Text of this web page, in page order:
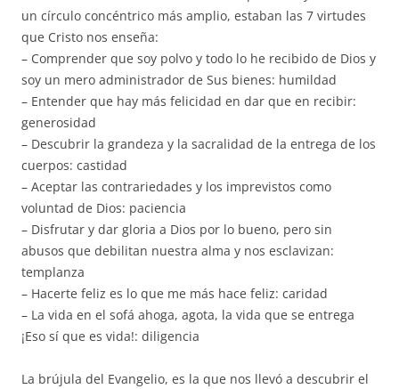
un círculo concéntrico más amplio, estaban las 7 virtudes
que Cristo nos enseña:
– Comprender que soy polvo y todo lo he recibido de Dios y
soy un mero administrador de Sus bienes: humildad
– Entender que hay más felicidad en dar que en recibir:
generosidad
– Descubrir la grandeza y la sacralidad de la entrega de los
cuerpos: castidad
– Aceptar las contrariedades y los imprevistos como
voluntad de Dios: paciencia
– Disfrutar y dar gloria a Dios por lo bueno, pero sin
abusos que debilitan nuestra alma y nos esclavizan:
templanza
– Hacerte feliz es lo que me más hace feliz: caridad
– La vida en el sofá ahoga, agota, la vida que se entrega
¡Eso sí que es vida!: diligencia
La brújula del Evangelio, es la que nos llevó a descubrir el